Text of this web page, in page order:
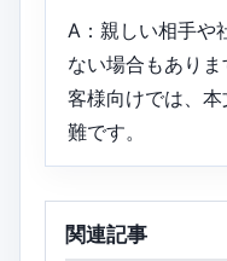
A：親しい相手や
ない場合もあり
客様向けでは、
難です。
関連記事